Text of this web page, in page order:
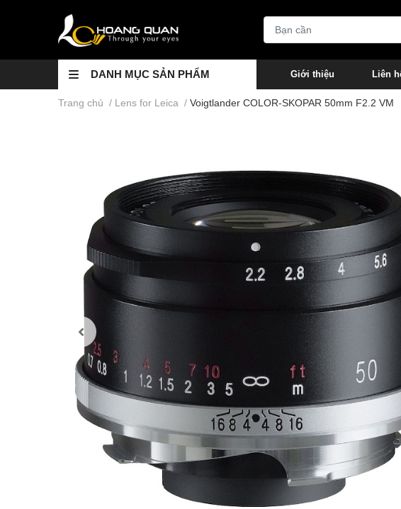
DANH MỤC SẢN PHẨM Giới thiệu Liên
Trang chủ / Lens for Leica / Voigtlander COLOR-SKOPAR 50mm F2.2 VM